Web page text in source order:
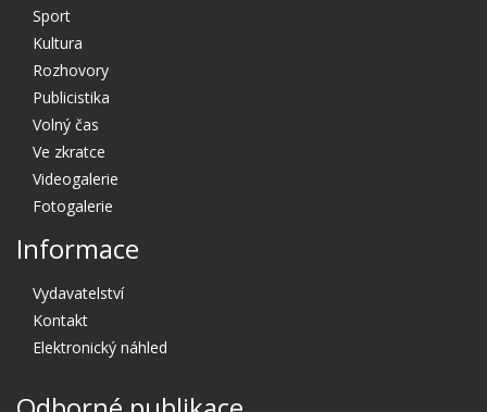
Sport
Kultura
Rozhovory
Publicistika
Volný čas
Ve zkratce
Videogalerie
Fotogalerie
Informace
Vydavatelství
Kontakt
Elektronický náhled